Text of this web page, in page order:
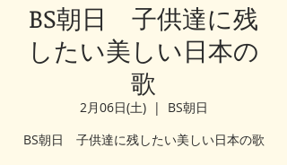
BS朝日 子供達に残
したい美しい日本の
歌
2月06日(土)
  |
BS朝日
BS朝日 子供達に残したい美しい日本の歌